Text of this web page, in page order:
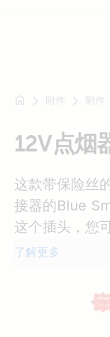
SmartSolar
Multiplus-
Orion
XS
SmartShunt
附件 附件
12V点烟
这款带保险丝
接器的Blue
这个插头，您
充电。
了解更多